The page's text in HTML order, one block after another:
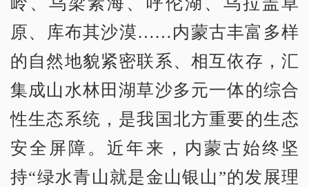
原、库布其沙漠……内蒙古丰富多样
的自然地貌紧密联系、相互依存，汇
集成山水林田湖草沙多元一体的综合
性生态系统，是我国北方重要的生态
安全屏障。近年来，内蒙古始终坚
持“绿水青山就是金山银山”的发展理